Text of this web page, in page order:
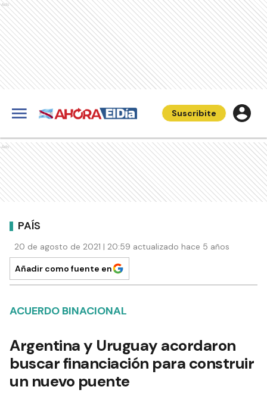
Ads
Suscribite
Ads
PAÍS
20 de agosto de 2021 | 20:59 actualizado hace 5 años
Añadir como fuente en
ACUERDO BINACIONAL
Argentina y Uruguay acordaron
buscar financiación para construir
un nuevo puente